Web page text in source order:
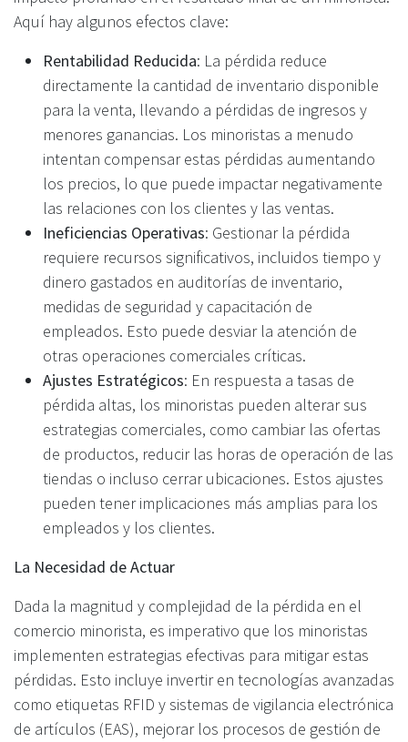
Aquí hay algunos efectos clave:
Rentabilidad Reducida: La pérdida reduce
directamente la cantidad de inventario disponible
para la venta, llevando a pérdidas de ingresos y
menores ganancias. Los minoristas a menudo
intentan compensar estas pérdidas aumentando
los precios, lo que puede impactar negativamente
las relaciones con los clientes y las ventas.
Ineficiencias Operativas: Gestionar la pérdida
requiere recursos significativos, incluidos tiempo y
dinero gastados en auditorías de inventario,
medidas de seguridad y capacitación de
empleados. Esto puede desviar la atención de
otras operaciones comerciales críticas.
Ajustes Estratégicos: En respuesta a tasas de
pérdida altas, los minoristas pueden alterar sus
estrategias comerciales, como cambiar las ofertas
de productos, reducir las horas de operación de las
tiendas o incluso cerrar ubicaciones. Estos ajustes
pueden tener implicaciones más amplias para los
empleados y los clientes.
La Necesidad de Actuar
Dada la magnitud y complejidad de la pérdida en el
comercio minorista, es imperativo que los minoristas
implementen estrategias efectivas para mitigar estas
pérdidas. Esto incluye invertir en tecnologías avanzadas
como etiquetas RFID y sistemas de vigilancia electrónica
de artículos (EAS), mejorar los procesos de gestión de